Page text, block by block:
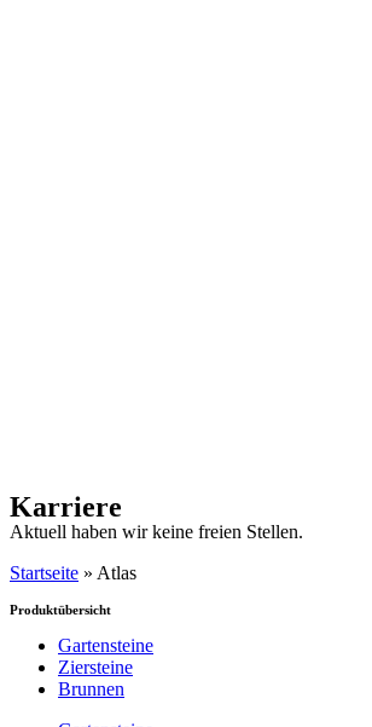
Karriere
Aktuell haben wir keine freien Stellen.
Startseite » Atlas
Produktübersicht
Gartensteine
Ziersteine
Brunnen